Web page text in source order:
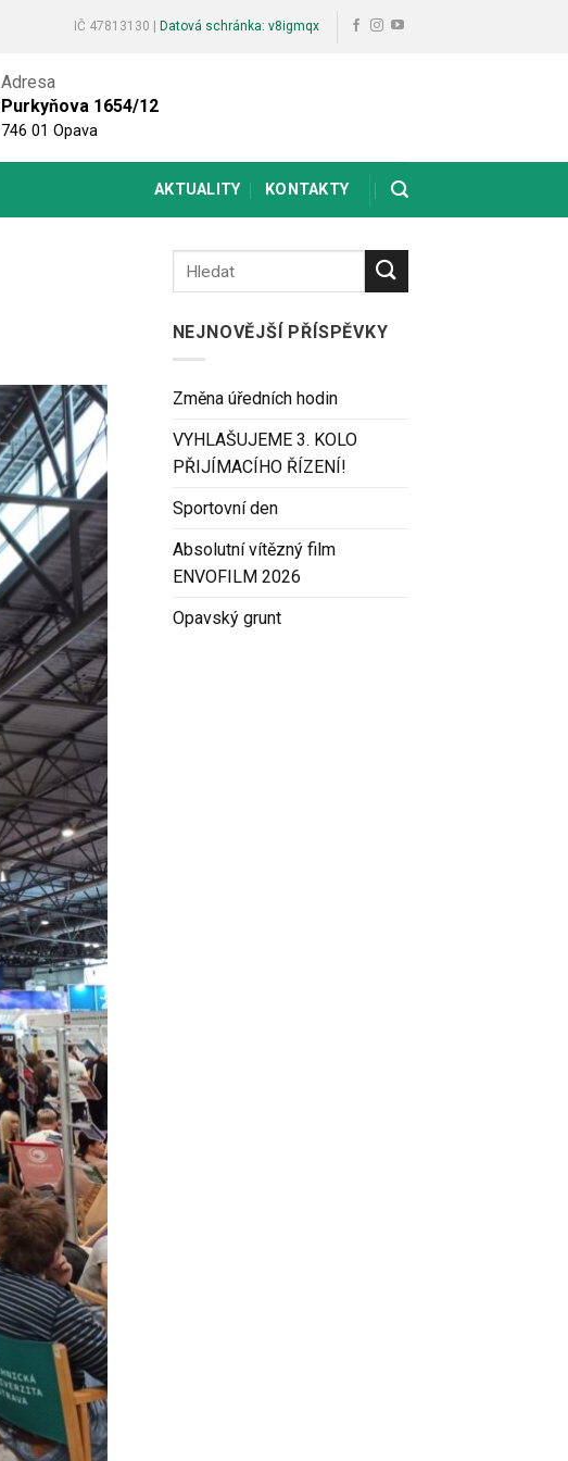
IČ 47813130 | Datová schránka: v8igmqx
Adresa
Purkyňova 1654/12
746 01 Opava
AKTUALITY KONTAKTY
NEJNOVĚJŠÍ PŘÍSPĚVKY
Změna úředních hodin
VYHLAŠUJEME 3. KOLO
PŘIJÍMACÍHO ŘÍZENÍ!
Sportovní den
Absolutní vítězný film
ENVOFILM 2026
Opavský grunt